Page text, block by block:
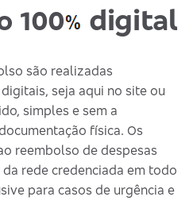
100 digital
são realizadas
seja aqui no site ou
simples e sem a
física. Os
reembolso de despesas
rede credenciada em todo
para casos de urgência e